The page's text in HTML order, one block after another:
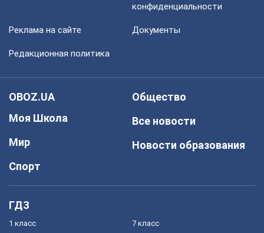
конфиденциальности
Реклама на сайте Документы
Редакционная политика
OBOZ.UA
Моя Школа
Мир
Спорт
Общество
Все новости
Новости образования
ГДЗ
1 класс 7 класс